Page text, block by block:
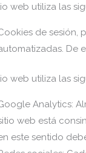
web utiliza las
de sesión,
De
web utiliza las
Analytics:
web está
este sentido